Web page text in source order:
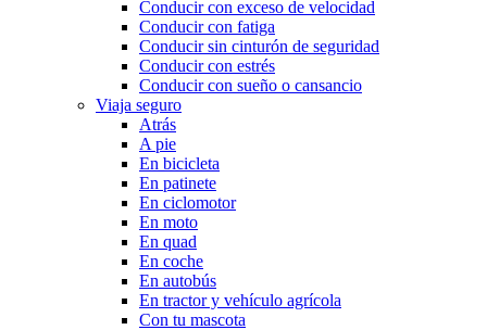
Conducir con exceso de velocidad
Conducir con fatiga
Conducir sin cinturón de seguridad
Conducir con estrés
Conducir con sueño o cansancio
Viaja seguro
Atrás
A pie
En bicicleta
En patinete
En ciclomotor
En moto
En quad
En coche
En autobús
En tractor y vehículo agrícola
Con tu mascota